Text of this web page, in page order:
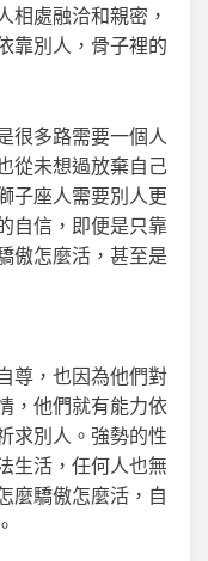
相處融洽和親密，
靠別人，骨子裡的
多路需要一個人
從未想過放棄自己
子座人需要別人更
自信，即便是只靠
傲怎麼活，甚至是
，也因為他們對
，他們就有能力依
求別人。強勢的性
生活，任何人也無
麼驕傲怎麼活，自